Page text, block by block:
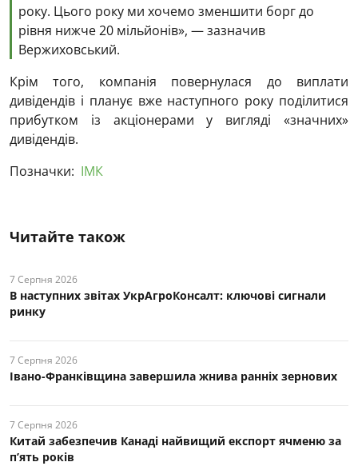
року. Цього року ми хочемо зменшити борг до
рівня нижче 20 мільйонів», — зазначив
Вержиховський.
Крім того, компанія повернулася до виплати
дивідендів і планує вже наступного року поділитися
прибутком із акціонерами у вигляді «значних»
дивідендів.
Позначки: ІМК
Читайте також
7 Серпня 2026
В наступних звітах УкрАгроКонсалт: ключові cигнали
ринку
7 Серпня 2026
Івано-Франківщина завершила жнива ранніх зернових
7 Серпня 2026
Китай забезпечив Канаді найвищий експорт ячменю за
п’ять років